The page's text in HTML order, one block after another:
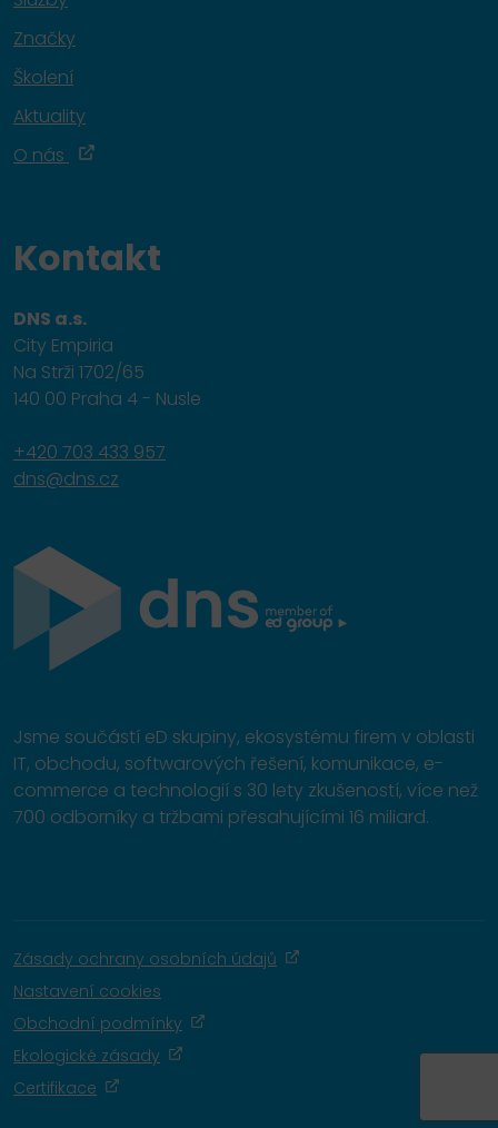
Značky
Školení
Aktuality
O nás
Kontakt
DNS a.s.
City Empiria
Na Strži 1702/65
140 00 Praha 4 - Nusle
+420 703 433 957
dns@dns.cz
Jsme součástí eD skupiny, ekosystému firem v oblasti
IT, obchodu, softwarových řešení, komunikace, e-
commerce a technologií s 30 lety zkušeností, více než
700 odborníky a tržbami přesahujícími 16 miliard.
Zásady ochrany osobních údajů
Nastavení cookies
Obchodní podmínky
Ekologické zásady
Certifikace